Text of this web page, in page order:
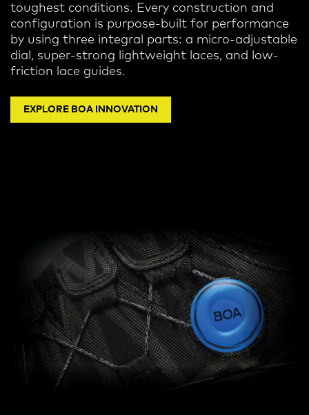
toughest conditions. Every construction and
configuration is purpose-built for performance
by using three integral parts: a micro-adjustable
dial, super-strong lightweight laces, and low-
friction lace guides.
EXPLORE BOA INNOVATION